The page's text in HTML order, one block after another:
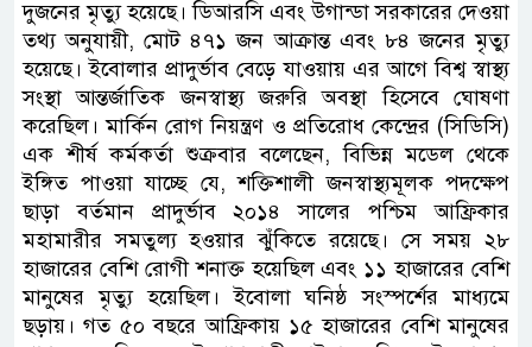
দুজনের মৃত্যু হয়েছে। ডিআরসি এবং উগান্ডা সরকারের দেওয়া
তথ্য অনুযায়ী, মোট ৪৭১ জন আক্রান্ত এবং ৮৪ জনের মৃত্যু
হয়েছে। ইবোলার প্রাদুর্ভাব বেড়ে যাওয়ায় এর আগে বিশ্ব স্বাস্থ্য
সংস্থা আন্তর্জাতিক জনস্বাস্থ্য জরুরি অবস্থা হিসেবে ঘোষণা
করেছিল। মার্কিন রোগ নিয়ন্ত্রণ ও প্রতিরোধ কেন্দ্রের (সিডিসি)
এক শীর্ষ কর্মকর্তা শুক্রবার বলেছেন, বিভিন্ন মডেল থেকে
ইঙ্গিত পাওয়া যাচ্ছে যে, শক্তিশালী জনস্বাস্থ্যমূলক পদক্ষেপ
ছাড়া বর্তমান প্রাদুর্ভাব ২০১৪ সালের পশ্চিম আফ্রিকার
মহামারীর সমতুল্য হওয়ার ঝুঁকিতে রয়েছে। সে সময় ২৮
হাজারের বেশি রোগী শনাক্ত হয়েছিল এবং ১১ হাজারের বেশি
মানুষের মৃত্যু হয়েছিল। ইবোলা ঘনিষ্ঠ সংস্পর্শের মাধ্যমে
ছড়ায়। গত ৫০ বছরে আফ্রিকায় ১৫ হাজারের বেশি মানুষের